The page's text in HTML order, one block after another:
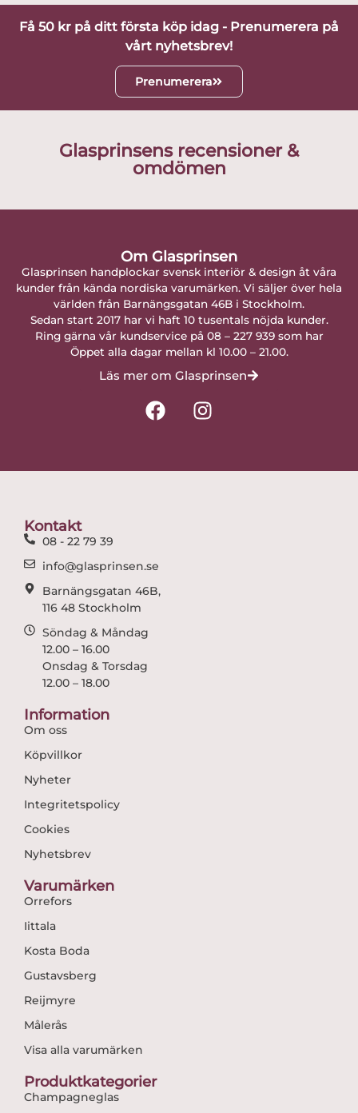
Få 50 kr på ditt första köp idag - Prenumerera på
vårt nyhetsbrev!
Prenumerera
Glasprinsens recensioner &
omdömen
Om Glasprinsen
Glasprinsen handplockar svensk interiör & design åt våra
kunder från kända nordiska varumärken. Vi säljer över hela
världen från Barnängsgatan 46B i Stockholm.
Sedan start 2017 har vi haft 10 tusentals nöjda kunder.
Ring gärna vår kundservice på 08 – 227 939 som har
Öppet alla dagar mellan kl 10.00 – 21.00.
Läs mer om Glasprinsen
F
a
I
n
Kontakt
08 - 22 79 39
info@glasprinsen.se
Barnängsgatan 46B,
116 48 Stockholm
Söndag & Måndag
12.00 – 16.00
Onsdag & Torsdag
12.00 – 18.00
Information
Om oss
Köpvillkor
Nyheter
Integritetspolicy
Cookies
Nyhetsbrev
Varumärken
Orrefors
Iittala
Kosta Boda
Gustavsberg
Reijmyre
Målerås
Visa alla varumärken
Produktkategorier
Champagneglas